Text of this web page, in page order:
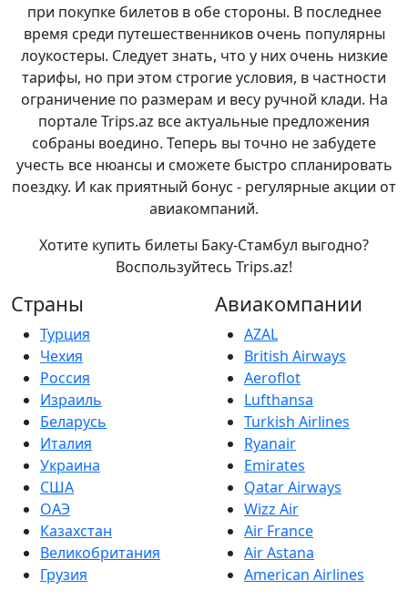
при покупке билетов в обе стороны. В последнее
время среди путешественников очень популярны
лоукостеры. Следует знать, что у них очень низкие
тарифы, но при этом строгие условия, в частности
ограничение по размерам и весу ручной клади. На
портале Trips.az все актуальные предложения
собраны воедино. Теперь вы точно не забудете
учесть все нюансы и сможете быстро спланировать
поездку. И как приятный бонус - регулярные акции от
авиакомпаний.
Хотите купить билеты Баку-Стамбул выгодно?
Воспользуйтесь Trips.az!
Страны
Турция
Чехия
Россия
Израиль
Беларусь
Италия
Украина
США
ОАЭ
Казахстан
Великобритания
Грузия
Авиакомпании
AZAL
British Airways
Aeroflot
Lufthansa
Turkish Airlines
Ryanair
Emirates
Qatar Airways
Wizz Air
Air France
Air Astana
American Airlines